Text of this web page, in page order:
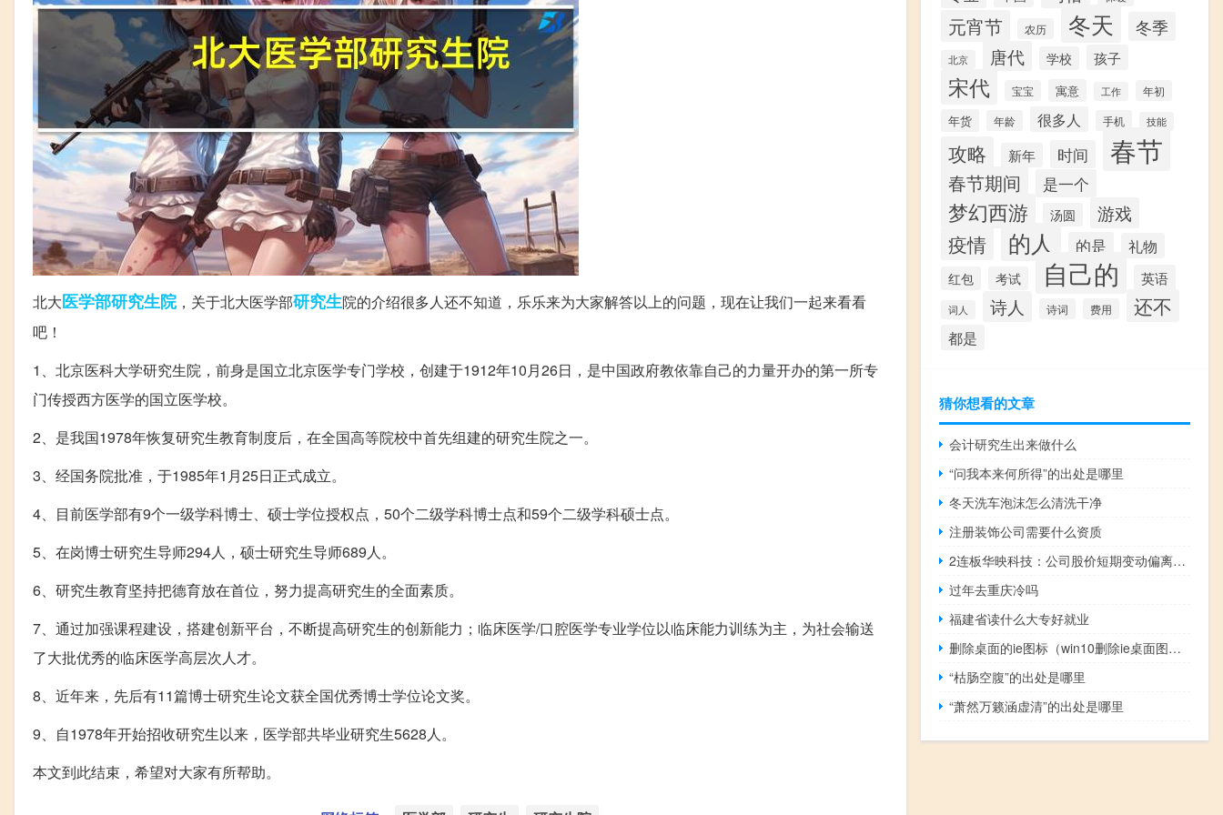
北大医学部研究生院，关于北大医学部研究生院的介绍很多人还不知道，乐乐来为大家解答以上的问题，现在让我们一起来看看
吧！
1、北京医科大学研究生院，前身是国立北京医学专门学校，创建于1912年10月26日，是中国政府教依靠自己的力量开办的第一所专
门传授西方医学的国立医学校。
2、是我国1978年恢复研究生教育制度后，在全国高等院校中首先组建的研究生院之一。
3、经国务院批准，于1985年1月25日正式成立。
4、目前医学部有9个一级学科博士、硕士学位授权点，50个二级学科博士点和59个二级学科硕士点。
5、在岗博士研究生导师294人，硕士研究生导师689人。
6、研究生教育坚持把德育放在首位，努力提高研究生的全面素质。
7、通过加强课程建设，搭建创新平台，不断提高研究生的创新能力；临床医学/口腔医学专业学位以临床能力训练为主，为社会输送
了大批优秀的临床医学高层次人才。
8、近年来，先后有11篇博士研究生论文获全国优秀博士学位论文奖。
9、自1978年开始招收研究生以来，医学部共毕业研究生5628人。
本文到此结束，希望对大家有所帮助。
元宵节 农历 冬天 冬季
北京 唐代 学校 孩子
宋代 宝宝 寓意 工作 年初
年货 年龄 很多人 手机 技能
攻略 新年 时间 春节
春节期间 是一个
梦幻西游 汤圆 游戏
疫情 的人 的是 礼物
红包 考试 自己的 英语
词人 诗人 诗词 费用 还不
都是
猜你想看的文章
会计研究生出来做什么
“问我本来何所得”的出处是哪里
冬天洗车泡沫怎么清洗干净
注册装饰公司需要什么资质
2连板华映科技：公司股价短期变动偏离度较大 且高于同行涨幅
过年去重庆冷吗
福建省读什么大专好就业
删除桌面的ie图标（win10删除ie桌面图标）
“枯肠空腹”的出处是哪里
“萧然万籁涵虚清”的出处是哪里